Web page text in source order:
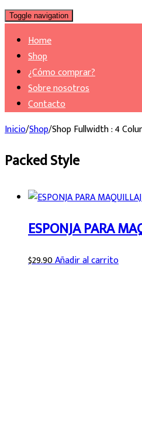
Toggle navigation
Home
Shop
¿Cómo comprar?
Sobre nosotros
Contacto
Inicio/Shop/Shop Fullwidth : 4
Packed Style
ESPONJA PARA
$29.90Añadir al carrito